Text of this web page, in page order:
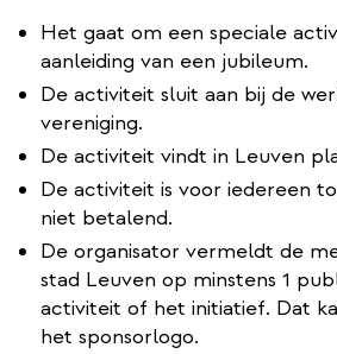
Het gaat om een speciale
aanleiding van een jubileum.
De activiteit sluit aan bij de
vereniging.
De activiteit vindt in Leuven
De activiteit is voor iedereen
niet betalend.
De organisator vermeldt de
stad Leuven op minstens 1
activiteit of het initiatief. Dat
het sponsorlogo.